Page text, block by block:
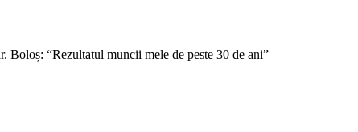
Boloș: “Rezultatul muncii mele de peste 30 de ani”